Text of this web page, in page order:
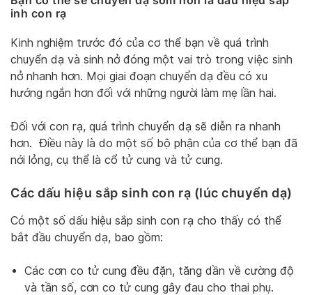
inh con rạ
Kinh nghiệm trước đó của cơ thể bạn về quá trình
chuyển dạ và sinh nở đóng một vai trò trong việc sinh
nở nhanh hơn. Mọi giai đoạn chuyển dạ đều có xu
hướng ngắn hơn đối với những người làm mẹ lần hai.
Đối với con rạ, quá trình chuyển dạ sẽ diễn ra nhanh
hơn. Điều này là do một số bộ phận của cơ thể bạn đã
nới lỏng, cụ thể là cổ tử cung và tử cung.
Các dấu hiệu sắp sinh con rạ (lúc chuyển dạ)
Có một số dấu hiệu sắp sinh con rạ cho thấy có thể
bắt đầu chuyển dạ, bao gồm:
Các cơn co tử cung đều đặn, tăng dần về cường độ
và tần số, cơn co tử cung gây đau cho thai phụ.